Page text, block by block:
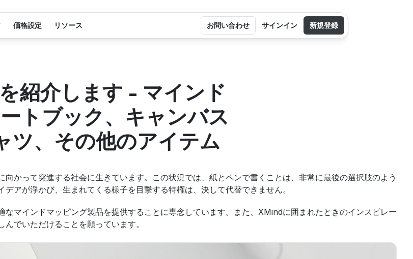
紹介します - マインド
トブック、キャンバス
ツ、その他のアイテム
向かって突進する社会に生きています。この状況では、紙とペンで書くことは、非常に最後の選択肢のよう
アが浮かび、生まれてくる様子を目撃する特権は、決して代替できません。
なマインドマッピング製品を提供することに専念しています。また、XMindに囲まれたときのインスピレー
でいただけることを願っています。
価格設定 リソース お問い合わせ サインイン 新規登録